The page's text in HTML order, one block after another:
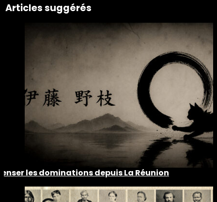
Articles suggérés
les dominations depuis La Réunion